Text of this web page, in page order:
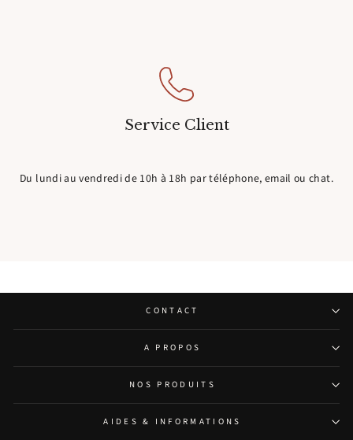
Service Client
Du lundi au vendredi de 10h à 18h par téléphone, email ou chat.
CONTACT
A PROPOS
NOS PRODUITS
AIDES & INFORMATIONS